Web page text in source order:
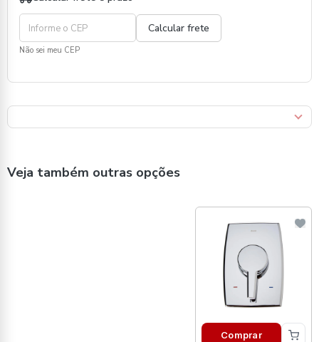
Não sei meu CEP
Veja também outras opções
Comprar